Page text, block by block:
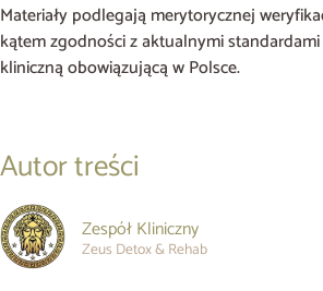
Materiały podlegają merytorycznej
kątem zgodności z aktualnymi
kliniczną obowiązującą w Polsce.
Autor treści
Zespół Kliniczny
Zeus Detox & Rehab